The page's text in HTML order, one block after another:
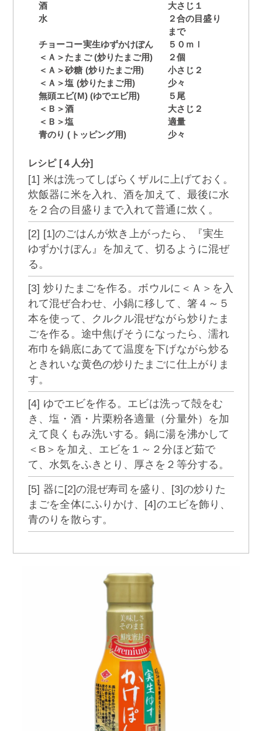
酒
大さじ１
水
２合の目盛り
まで
チョーコー実生ゆずかけぽん
５０ｍｌ
＜Ａ＞たまご (炒りたまご用)
２個
＜Ａ＞砂糖 (炒りたまご用)
小さじ２
＜Ａ＞塩 (炒りたまご用)
少々
無頭エビ(M) (ゆでエビ用)
５尾
＜Ｂ＞酒
大さじ２
＜Ｂ＞塩
適量
青のり (トッピング用)
少々
レシピ [４人分]
[1] 米は洗ってしばらくザルに上げておく。
炊飯器に米を入れ、酒を加えて、最後に水
を２合の目盛りまで入れて普通に炊く。
[2] [1]のごはんが炊き上がったら、『実生
ゆずかけぽん』を加えて、切るように混ぜ
る。
[3] 炒りたまごを作る。ボウルに＜Ａ＞を入
れて混ぜ合わせ、小鍋に移して、箸４～５
本を使って、クルクル混ぜながら炒りたま
ごを作る。途中焦げそうになったら、濡れ
布巾を鍋底にあてて温度を下げながら炒る
ときれいな黄色の炒りたまごに仕上がりま
す。
[4] ゆでエビを作る。エビは洗って殻をむ
き、塩・酒・片栗粉各適量（分量外）を加
えて良くもみ洗いする。鍋に湯を沸かして
＜B＞を加え、エビを１～２分ほど茹で
て、水気をふきとり、厚さを２等分する。
[5] 器に[2]の混ぜ寿司を盛り、[3]の炒りた
まごを全体にふりかけ、[4]のエビを飾り、
青のりを散らす。